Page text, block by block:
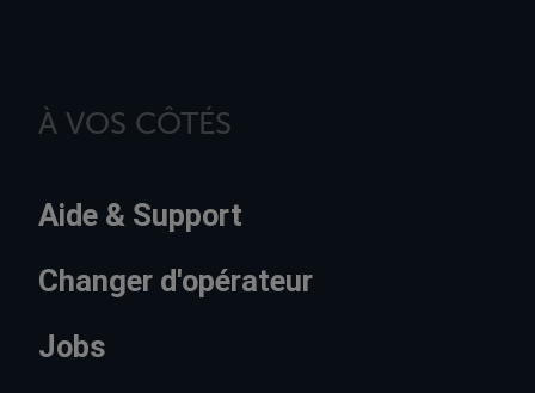
À VOS CÔTÉS
Aide & Support
Changer d'opérateur
Jobs